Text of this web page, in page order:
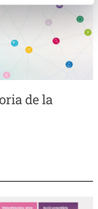
de la